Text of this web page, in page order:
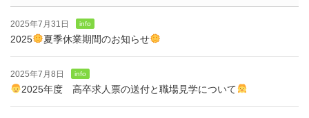
2025年7月31日 info
2025 夏季休業期間のお知らせ
2025年7月8日 info
2025年度 高卒求人票の送付と職場見学について